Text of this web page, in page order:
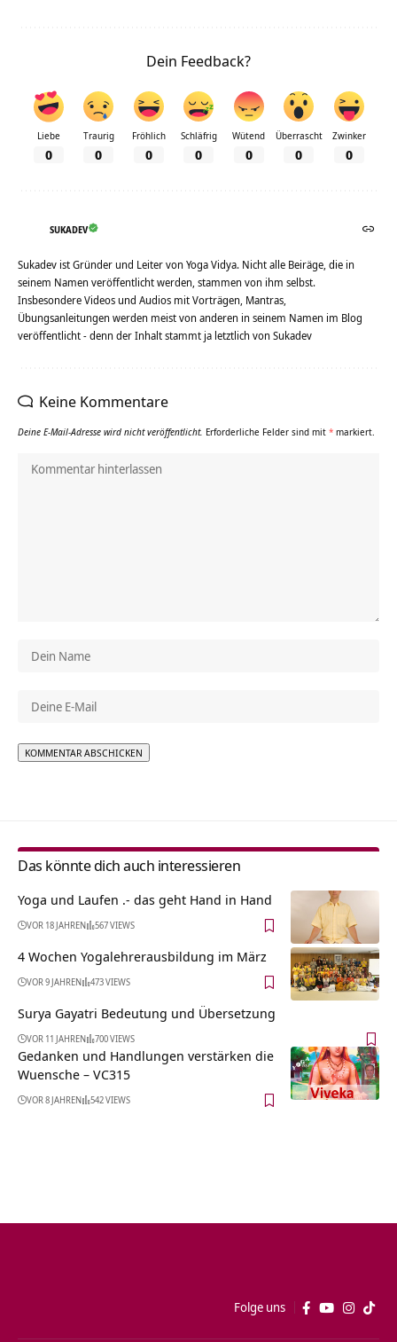
Dein Feedback?
Liebe
0
Traurig
0
Fröhlich
0
Schläfrig
0
Wütend
0
Überrascht
0
Zwinker
0
SUKADEV
Sukadev ist Gründer und Leiter von Yoga Vidya. Nicht alle Beiräge, die in
seinem Namen veröffentlicht werden, stammen von ihm selbst.
Insbesondere Videos und Audios mit Vorträgen, Mantras,
Übungsanleitungen werden meist von anderen in seinem Namen im Blog
veröffentlicht - denn der Inhalt stammt ja letztlich von Sukadev
Keine Kommentare
Deine E-Mail-Adresse wird nicht veröffentlicht. Erforderliche Felder sind mit * markiert.
Das könnte dich auch interessieren
Yoga und Laufen .- das geht Hand in Hand
VOR 18 JAHREN 567 VIEWS
4 Wochen Yogalehrerausbildung im März
VOR 9 JAHREN 473 VIEWS
Surya Gayatri Bedeutung und Übersetzung
VOR 11 JAHREN 700 VIEWS
Gedanken und Handlungen verstärken die
Wuensche – VC315
VOR 8 JAHREN 542 VIEWS
Folge uns